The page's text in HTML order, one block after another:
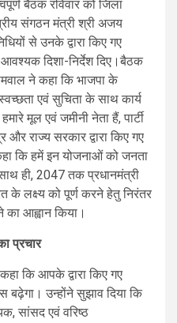
बैठक रविवार को जिला
संगठन मंत्री श्री अजय
से उनके द्वारा किए गए
दिशा-निर्देश दिए।बैठक
ने कहा कि भाजपा के
एवं सुचिता के साथ कार्य
मूल एवं जमीनी नेता हैं, पार्टी
राज्य सरकार द्वारा किए गए
कि हमें इन योजनाओं को जनता
ही, 2047 तक प्रधानमंत्री
के लक्ष्य को पूर्ण करने हेतु निरंतर
आह्वान किया।
प्रचार
कि आपके द्वारा किए गए
बढ़ेगा। उन्होंने सुझाव दिया कि
सांसद एवं वरिष्ठ